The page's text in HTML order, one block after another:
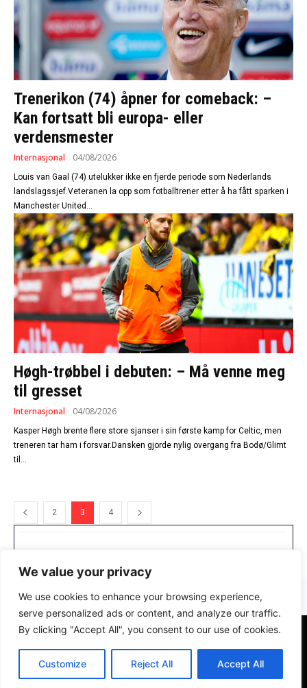
We value your privacy
We use cookies to enhance your browsing experience,
serve personalized ads or content, and analyze our traffic.
By clicking "Accept All", you consent to our use of cookies.
Customize Reject All Accept All
Trenerikon (74) åpner for comeback: –
Kan fortsatt bli europa- eller
verdensmester
Internasjonal 04/08/2026
Louis van Gaal (74) utelukker ikke en fjerde periode som Nederlands
landslagssjef.Veteranen la opp som fotballtrener etter å ha fått sparken i
Manchester United...
Høgh-trøbbel i debuten: – Må venne meg
til gresset
Internasjonal 04/08/2026
Kasper Høgh brente flere store sjanser i sin første kamp for Celtic, men
treneren tar ham i forsvar.Dansken gjorde nylig overgang fra Bodø/Glimt
til...
2 3 4
© Copyright - Tipsbladet